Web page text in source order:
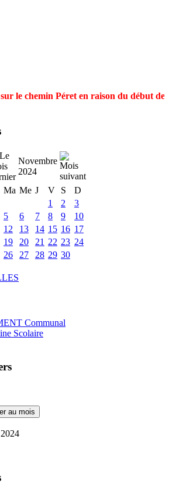
le chemin Péret en raison du début
Novembre
2024
Ma Me J V S
D
1
2
3
5 6 7 8 9
10
12 13 14 15 16 17
19 20 21 22 23 24
26 27 28 29 30
Communal
Scolaire
au mois